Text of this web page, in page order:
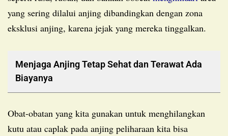
yang sering dilalui anjing dibandingkan dengan zona
eksklusi anjing, karena jejak yang mereka tinggalkan.
Menjaga Anjing Tetap Sehat dan Terawat Ada
Biayanya
Obat-obatan yang kita gunakan untuk menghilangkan
kutu atau caplak pada anjing peliharaan kita bisa